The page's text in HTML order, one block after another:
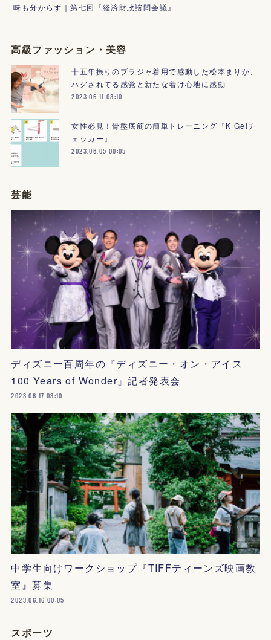
味も分からず｜第七回『経済財政諮問会議』
高級ファッション・美容
十五年振りのブラジャ着用で感動した松本まりか、
ハグされてる感覚と新たな着け心地に感動
2023.06.11 03:10
女性必見！骨盤底筋の簡単トレーニング『K Gelチ
ェッカー』
2023.06.05 00:05
芸能
ディズニー百周年の『ディズニー・オン・アイス
100 Years of Wonder』記者発表会
2023.06.17 03:10
中学生向けワークショップ『TIFFティーンズ映画教
室』募集
2023.06.16 00:05
スポーツ